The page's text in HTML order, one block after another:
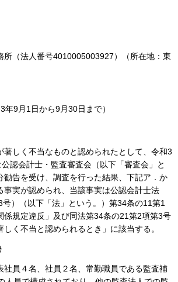
所（法人番号4010005003927）（所在地：東
年9月1日から9月30日まで）
著しく不当なものと認められたとして、令和3
認会計士・監査審査会（以下「審査会」と
勧告を受け、調査を行った結果、下記ア．か
事実が認められ、当該事実は公認会計士法
号）（以下「法」という。）第34条の11第1
係規定違反」及び同法第34条の21第2項第3号
く不当と認められるとき」に該当する。
社員４名、社員２名、常勤職員である監査補